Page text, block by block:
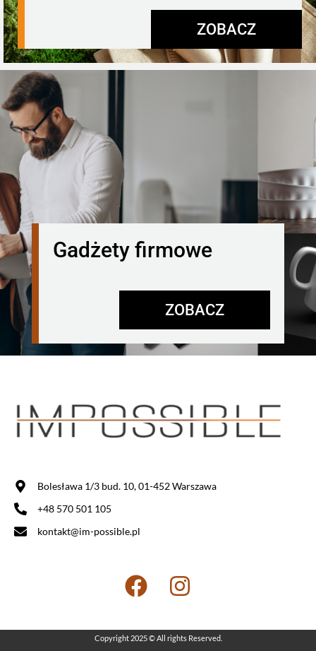
ZOBACZ
Gadżety firmowe
ZOBACZ
Bolesława 1/3 bud. 10, 01-452 Warszawa
+48 570 501 105
kontakt@im-possible.pl
Copyright 2025 © All rights Reserved.